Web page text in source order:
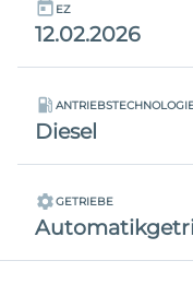
EZ
12.02.2026
Diesel
GETRIEBE